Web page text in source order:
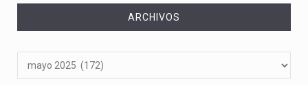
ARCHIVOS